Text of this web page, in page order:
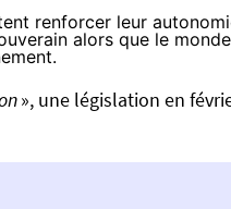
renforcer leur
alors que le
», une législation en